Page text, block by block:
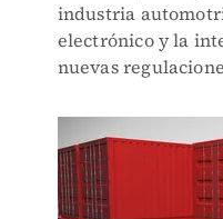
industria
electrónico y la
nuevas